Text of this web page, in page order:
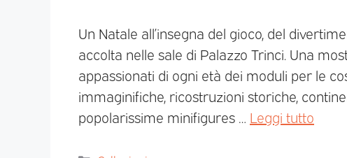
Un Natale all’insegna del gioco, del
accolta nelle sale di Palazzo Trinci. Una
appassionati di ogni età dei moduli per le
immaginifiche, ricostruzioni storiche,
popolarissime minifigures … Leggi tutto